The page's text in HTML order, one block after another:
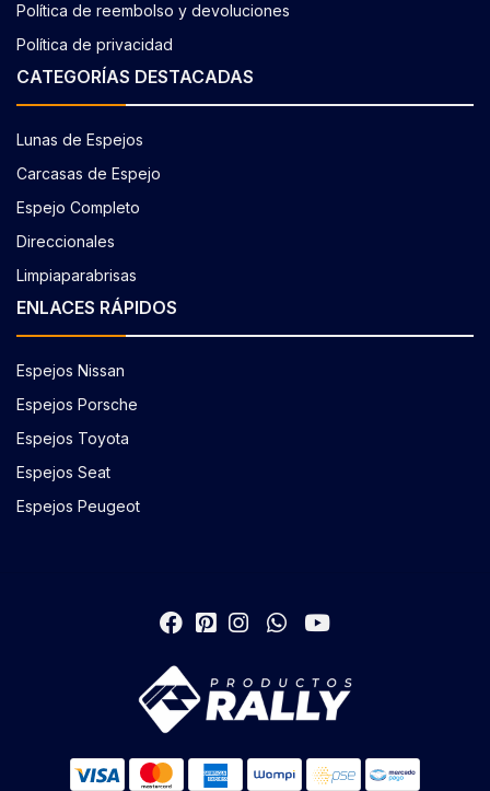
Política de reembolso y devoluciones
Política de privacidad
CATEGORÍAS DESTACADAS
Lunas de Espejos
Carcasas de Espejo
Espejo Completo
Direccionales
Limpiaparabrisas
ENLACES RÁPIDOS
Espejos Nissan
Espejos Porsche
Espejos Toyota
Espejos Seat
Espejos Peugeot